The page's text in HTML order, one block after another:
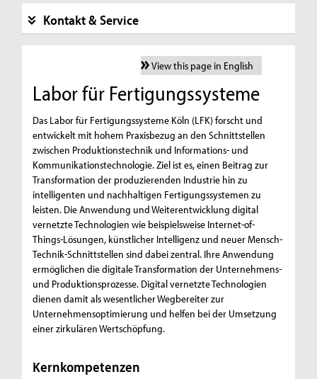
Kontakt & Service
View this page in English
Labor für Fertigungssysteme
Das Labor für Fertigungssysteme Köln (LFK) forscht und
entwickelt mit hohem Praxisbezug an den Schnittstellen
zwischen Produktionstechnik und Informations- und
Kommunikationstechnologie. Ziel ist es, einen Beitrag zur
Transformation der produzierenden Industrie hin zu
intelligenten und nachhaltigen Fertigungssystemen zu
leisten. Die Anwendung und Weiterentwicklung digital
vernetzte Technologien wie beispielsweise Internet-of-
Things-Lösungen, künstlicher Intelligenz und neuer Mensch-
Technik-Schnittstellen sind dabei zentral. Ihre Anwendung
ermöglichen die digitale Transformation der Unternehmens-
und Produktionsprozesse. Digital vernetzte Technologien
dienen damit als wesentlicher Wegbereiter zur
Unternehmensoptimierung und helfen bei der Umsetzung
einer zirkulären Wertschöpfung.
Kernkompetenzen